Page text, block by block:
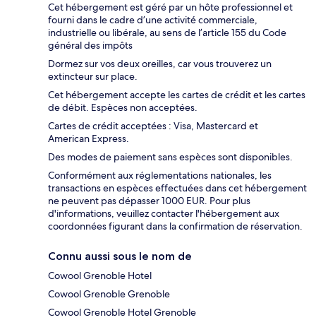
Cet hébergement est géré par un hôte professionnel et
fourni dans le cadre d’une activité commerciale,
industrielle ou libérale, au sens de l’article 155 du Code
général des impôts
Dormez sur vos deux oreilles, car vous trouverez un
extincteur sur place.
Cet hébergement accepte les cartes de crédit et les cartes
de débit. Espèces non acceptées.
Cartes de crédit acceptées : Visa, Mastercard et
American Express.
Des modes de paiement sans espèces sont disponibles.
Conformément aux réglementations nationales, les
transactions en espèces effectuées dans cet hébergement
ne peuvent pas dépasser 1000 EUR. Pour plus
d'informations, veuillez contacter l'hébergement aux
coordonnées figurant dans la confirmation de réservation.
Connu aussi sous le nom de
Cowool Grenoble Hotel
Cowool Grenoble Grenoble
Cowool Grenoble Hotel Grenoble